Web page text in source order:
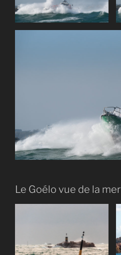
Le Goélo vue de la mer